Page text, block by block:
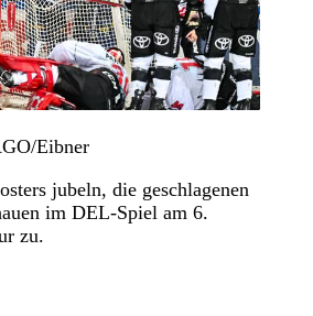
Eibner
jubeln, die geschlagenen
im DEL-Spiel am 6.
zu.